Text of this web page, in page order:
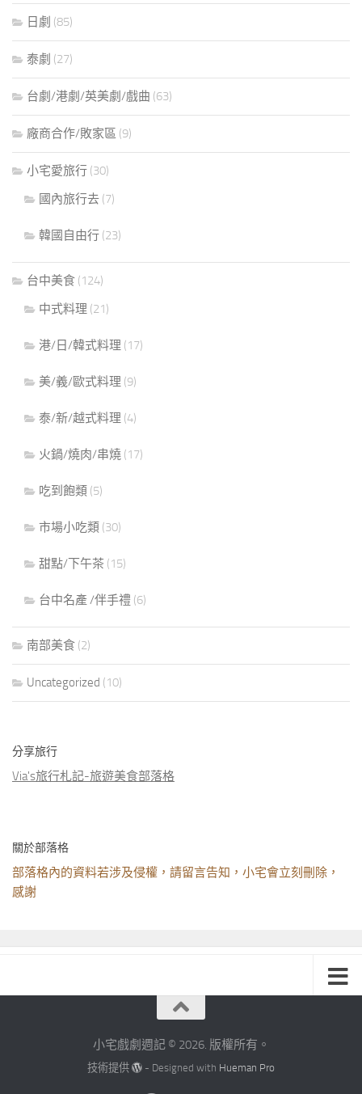
日劇 (85)
泰劇 (27)
台劇/港劇/英美劇/戲曲 (63)
廠商合作/敗家區 (9)
小宅愛旅行 (30)
國內旅行去 (7)
韓國自由行 (23)
台中美食 (124)
中式料理 (21)
港/日/韓式料理 (17)
美/義/歐式料理 (9)
泰/新/越式料理 (4)
火鍋/燒肉/串燒 (17)
吃到飽類 (5)
市場小吃類 (30)
甜點/下午茶 (15)
台中名產 /伴手禮 (6)
南部美食 (2)
Uncategorized (10)
分享旅行
Via's旅行札記-旅遊美食部落格
關於部落格
部落格內的資料若涉及侵權，請留言告知，小宅會立刻刪除，
感謝
小宅戲劇週記 © 2026. 版權所有。
技術提供 - Designed with Hueman Pro